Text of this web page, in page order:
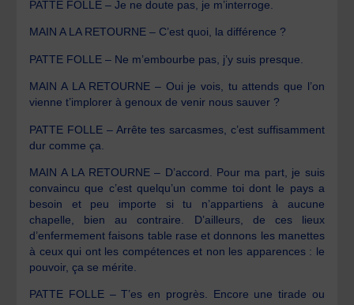
PATTE FOLLE – Je ne doute pas, je m’interroge.
MAIN A LA RETOURNE – C’est quoi, la différence ?
PATTE FOLLE – Ne m’embourbe pas, j’y suis presque.
MAIN A LA RETOURNE – Oui je vois, tu attends que l’on
vienne t’implorer à genoux de venir nous sauver ?
PATTE FOLLE – Arrête tes sarcasmes, c’est suffisamment
dur comme ça.
MAIN A LA RETOURNE – D’accord. Pour ma part, je suis
convaincu que c’est quelqu’un comme toi dont le pays a
besoin et peu importe si tu n’appartiens à aucune
chapelle, bien au contraire. D’ailleurs, de ces lieux
d’enfermement faisons table rase et donnons les manettes
à ceux qui ont les compétences et non les apparences : le
pouvoir, ça se mérite.
PATTE FOLLE – T’es en progrès. Encore une tirade ou